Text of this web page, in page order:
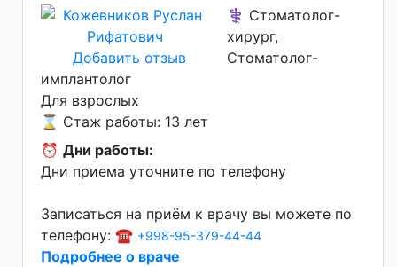
Добавить отзыв
⚕️ Стоматолог-
хирург,
Стоматолог-
имплантолог
Для взрослых
⌛ Стаж работы: 13 лет
⏰ Дни работы:
Дни приема уточните по телефону
Записаться на приём к врачу вы можете по
телефону: ☎️ +998-95-379-44-44
Подробнее о враче